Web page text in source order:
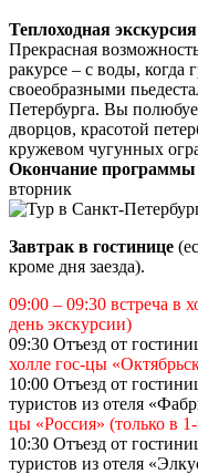
Теплоходная
Прекрасная
ракурсе – с воды, когда
своеобразными
Петербурга. Вы
дворцов, красотой
кружевом чугунных
Окончание программы
вторник
Завтрак в гостинице
кроме дня заезда).
09:00 – 09:30 встреча в
день экскурсии)
09:30 Отъезд от
холле гос-цы
10:00 Отъезд от
туристов из отеля
цы «Россия» (только в
10:30 Отъезд от
туристов из отеля